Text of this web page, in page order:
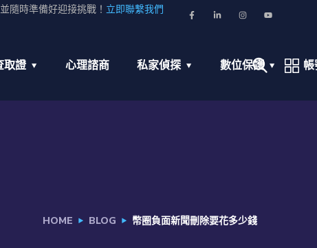
隨時準備好迎接挑戰！ 立即聯繫我們
取證 心理諮商 私家偵探 數位保護
HOME BLOG 幣圈負面新聞刪除要花多少錢